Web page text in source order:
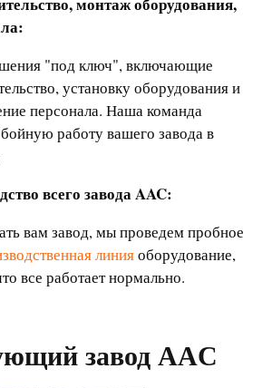
"под ключ", включающие
установку оборудования и
персонала. Наша команда
работу вашего завода в
всего завода AAC:
вам завод, мы проведем пробное
линияоборудование,
все работает нормально.
завод AAC